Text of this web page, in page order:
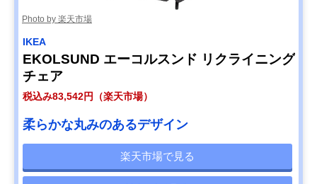
Photo by 楽天市場
IKEA
EKOLSUND エーコルスンド リクライニング
チェア
税込み83,542円（楽天市場）
柔らかな丸みのあるデザイン
楽天市場で見る